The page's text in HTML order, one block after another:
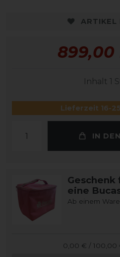
ARTIKEL
899,00
Inhalt 1
Lieferzeit 16-
IN
Geschenk
eine
Ab einem
0,00 € / 100,00